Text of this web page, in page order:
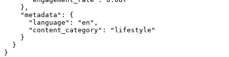
    },
    "metadata": {
      "language": "en",
      "content_category": "lifestyle"
    }
  }
}